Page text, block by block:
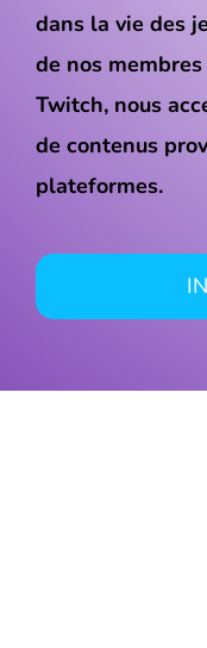
dans la vie des
de nos
Twitch, nous
de contenus
plateformes.